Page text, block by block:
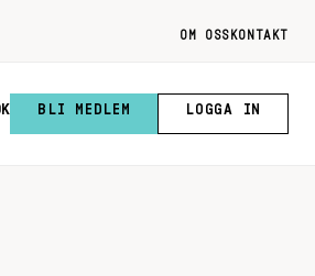
OM OSS KONTAKT
BLI MEDLEM LOGGA IN